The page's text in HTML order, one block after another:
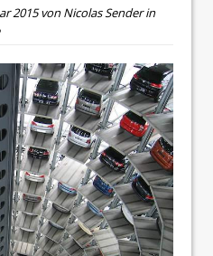
2015vonNicolas Senderin